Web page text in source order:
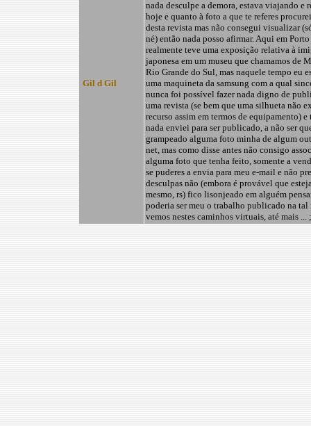
Gil d Gil
nada desculpe a demora, estava viajando e
hoje e quanto à foto a que te referes
desta revista mas não consegui visualizar
né) então nada posso afirmar. Aqui em
realmente teve uma exposição relativa à
japonesa em um museu que chamamos de
Rio Grande do Sul, mas naquele tempo eu
uma maquineta da samsung com a qual
nunca foi possível fazer nada digno de
uma revista (se bem que uma silhueta não
recurso assim em termos de equipamento) e
nada enviei para ser publicado, a não ser
grampeado alguma foto minha de algum
net, mas como disse antes não consigo
alguma foto que tenha feito, somente a
se puderes a envia para meu e-mail e não
desculpas não (embora é provável que
mesmo, rs) fico lisonjeado em alguém
poderia ser meu o trabalho publicado na tal
vemos nestes caminhos virtuais, até mais ...